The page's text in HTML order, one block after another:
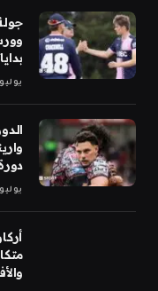
يوليو 26, 2026
يوليو 25, 2026